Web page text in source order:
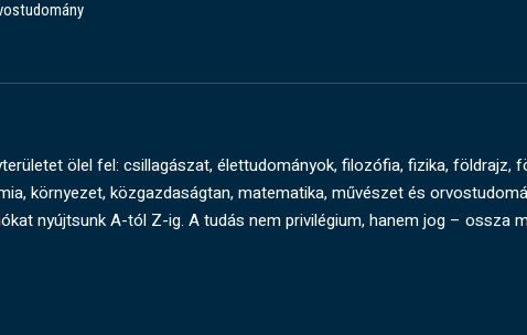
ölel fel: csillagászat, élettudományok, filozófia, fizika, földrajz,
környezet, közgazdaságtan, matematika, művészet és
nyújtsunk A-tól Z-ig. A tudás nem privilégium, hanem jog – ossza